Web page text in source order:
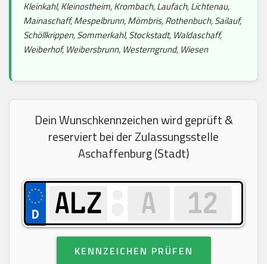
Kleinkahl, Kleinostheim, Krombach, Laufach, Lichtenau,
Mainaschaff, Mespelbrunn, Mömbris, Rothenbuch, Sailauf,
Schöllkrippen, Sommerkahl, Stockstadt, Waldaschaff,
Weiberhof, Weibersbrunn, Westerngrund, Wiesen
Dein Wunschkennzeichen wird geprüft &
reserviert bei der Zulassungsstelle
Aschaffenburg (Stadt)
KENNZEICHEN PRÜFEN